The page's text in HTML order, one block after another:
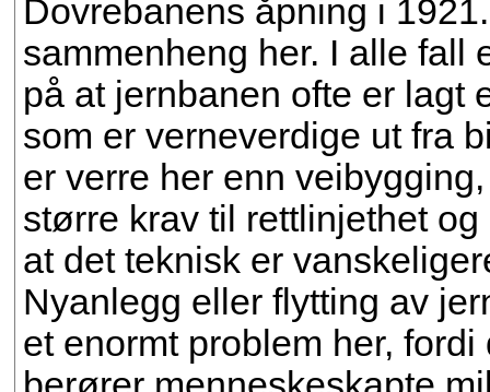
Dovrebanens åpning i
sammenheng her. I alle fall
på at jernbanen ofte er lagt
som er verneverdige ut fra
er verre her enn
større krav til rettlinjethet
at det teknisk er
Nyanlegg eller flytting av
et enormt problem her,